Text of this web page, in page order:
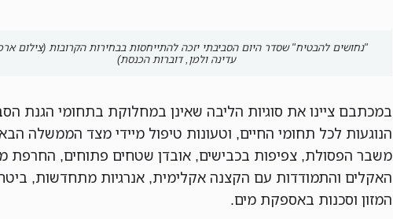
"נחושים להבטיח" שסדר היום הסביבתי יזכה להתייחסות בבחירות הקרובות (צילום
עדינה ולמן, דוברות הכנסת)
במכתבם ציינו את סוגיות הליבה שאינן במחלוקת בתחומי הגנת
הנוגעות לכל תחומי החיים, וטעונות טיפול מיידי מצד הממשלה
משבר הפסולת, צפיפות בכבישים, אובדן שטחים פתוחים, החרפת
האקלים והתמודדות עם הקצנה אקלימית, אנרגיות מתחדשות,
המזון וסכנות באספקת מים.